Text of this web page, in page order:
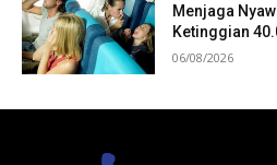
Menjaga
Ketinggian
06/08/2026